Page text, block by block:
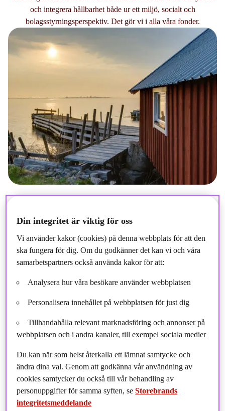
och integrera hållbarhet både ur ett miljö, socialt och
bolagsstyrningsperspektiv. Det gör vi i alla våra fonder.
Tre metoder - Vi väljer in, vi väljer
bort och vi påverkar
Hållbarhetsanalysen är integrerad i hela
förvaltningsmodellen och samtliga förvaltare, inom alla
500 bolag. Strategin för hållbara investeringar bygger på
tre metoder; välja bort, välja in och påverka. En metod
löser inte allt, utan vi tror på kombinerade insatser för
varaktig förändring.
Din integritet är viktig för oss
Vi använder kakor (cookies) på denna webbplats för att den
ska fungera för dig. Om du godkänner det kan vi och våra
samarbetspartners också använda kakor för att:
Analysera hur våra besökare använder webbplatsen
Personalisera innehållet på webbplatsen för just dig
Tillhandahålla relevant marknadsföring och annonser på
webbplatsen och i andra kanaler, till exempel sociala medier
Du kan när som helst återkalla ett lämnat samtycke och
ändra dina val. Genom att godkänna vår användning av
cookies samtycker du också till vår behandling av
personuppgifter för samma syften, seStorebrands
integritetsmeddelande